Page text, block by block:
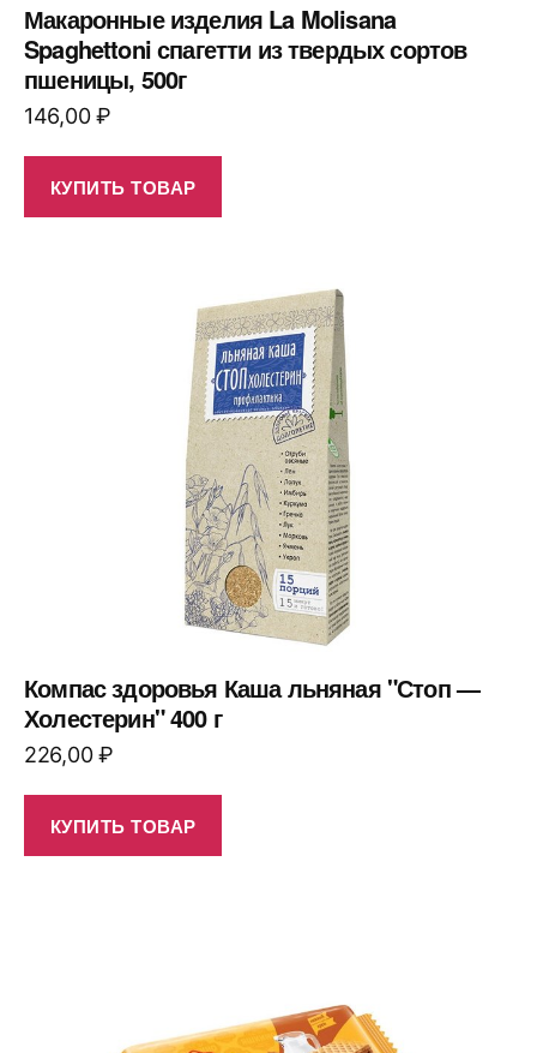
Макаронные изделия La Molisana
Spaghettoni спагетти из твердых сортов
пшеницы, 500г
146,00₽
КУПИТЬ ТОВАР
Компас здоровья Каша льняная "Стоп —
Холестерин" 400 г
226,00₽
КУПИТЬ ТОВАР